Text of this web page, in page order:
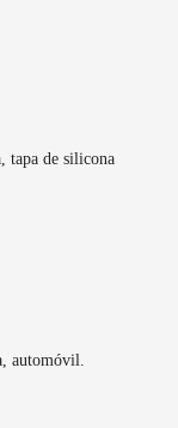
tapa de silicona
automóvil.